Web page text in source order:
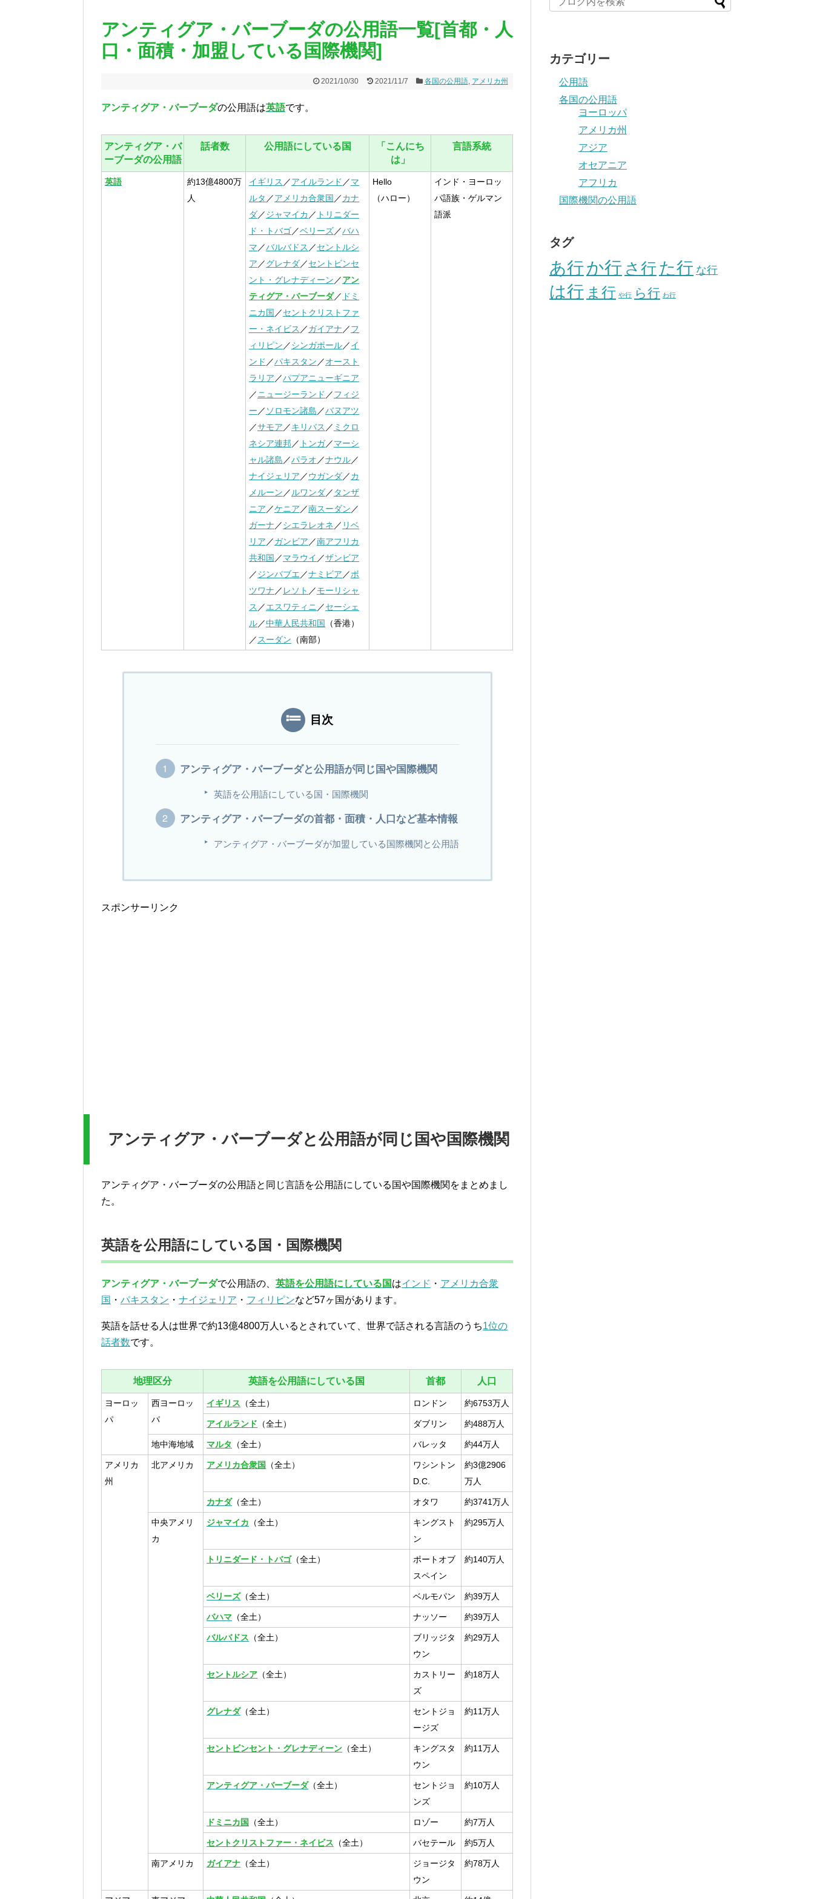
アンティグア・バーブーダの公用語一覧[首都・人
口・面積・加盟している国際機関]
2021/10/30 2021/11/7 各国の公用語, アメリカ州
アンティグア・バーブーダの公用語は英語です。
アンティグア・バ
ーブーダの公用語
話者数 公用語にしている国
「こんにち
は」
言語系統
英語
約13億4800万
人
イギリス ／アイルランド ／マ
ルタ ／アメリカ合衆国 ／カナ
ダ／ジャマイカ ／ トリニダー
ド・トバゴ／ベリーズ／バハ
マ ／バルバドス ／セントルシ
ア ／グレナダ／セントビンセ
ント・グレナディーン ／アン
ティグア・バーブーダ／ ドミ
ニカ国 ／セントクリストファ
ー・ネイビス ／ガイアナ ／フ
ィリピン ／シンガポール／イ
ンド ／パキスタン ／オースト
ラリア ／パプアニューギニア
／ニュージーランド ／フィジ
ー ／ ソロモン諸島 ／バヌアツ
／サモア ／キリバス ／ ミクロ
ネシア連邦／ トンガ／マーシ
ャル諸島 ／パラオ ／ナウル／
ナイジェリア ／ウガンダ／カ
メルーン ／ ルワンダ／ タンザ
ニア ／ケニア ／南スーダン ／
ガーナ ／シエラレオネ ／ リベ
リア ／ガンビア ／南アフリカ
共和国 ／マラウイ ／ザンビア
／ジンバブエ ／ナミビア ／ボ
ツワナ ／ レソト ／モーリシャ
ス ／エスワティニ ／セーシェ
ル／中華人民共和国
（香港）
／ スーダン （南部）
Hello
（ハロー）
インド・ヨーロッ
パ語族・ゲルマン
語派
目次
アンティグア・バーブーダと公用語が同じ国や国際機関
英語を公用語にしている国・国際機関
アンティグア・バーブーダの首都・面積・人口など基本情報
アンティグア・バーブーダが加盟している国際機関と公用語
スポンサーリンク
アンティグア・バーブーダと公用語が同じ国や国際機関
アンティグア・バーブーダの公用語と同じ言語を公用語にしている国や国際機関をまとめまし
た。
英語を公用語にしている国・国際機関
アンティグア・バーブーダで公用語の、 英語を公用語にしている国はインド ・ アメリカ合衆
国 ・ パキスタン ・ ナイジェリア ・ フィリピンなど57ヶ国があります。
英語を話せる人は世界で約13億4800万人いるとされていて、世界で話される言語のうち1位の
話者数です。
地理区分 英語を公用語にしている国 首都 人口
ヨーロッ
パ
西ヨーロッ
パ
イギリス （全土） ロンドン 約6753万人
アイルランド （全土） ダブリン 約488万人
地中海地域 マルタ （全土） バレッタ 約44万人
アメリカ
州
北アメリカ アメリカ合衆国 （全土）
ワシントン
D.C.
約3億2906
万人
カナダ（全土） オタワ 約3741万人
中央アメリ
カ
ジャマイカ （全土）
キングスト
ン
約295万人
トリニダード・トバゴ（全土）
ポートオブ
スペイン
約140万人
ベリーズ（全土） ベルモパン 約39万人
バハマ （全土） ナッソー 約39万人
バルバドス （全土）
ブリッジタ
ウン
約29万人
セントルシア （全土）
カストリー
ズ
約18万人
グレナダ（全土）
セントジョ
ージズ
約11万人
セントビンセント・グレナディーン （全土）
キングスタ
ウン
約11万人
アンティグア・バーブーダ（全土）
セントジョ
ンズ
約10万人
ドミニカ国 （全土） ロゾー 約7万人
セントクリストファー・ネイビス （全土） バセテール 約5万人
南アメリカ ガイアナ （全土）
ジョージタ
ウン
約78万人
カテゴリー
公用語
各国の公用語
ヨーロッパ
アメリカ州
アジア
オセアニア
アフリカ
国際機関の公用語
タグ
あ行か行 さ行た行 な行
は行 ま行 や行 ら行 わ行